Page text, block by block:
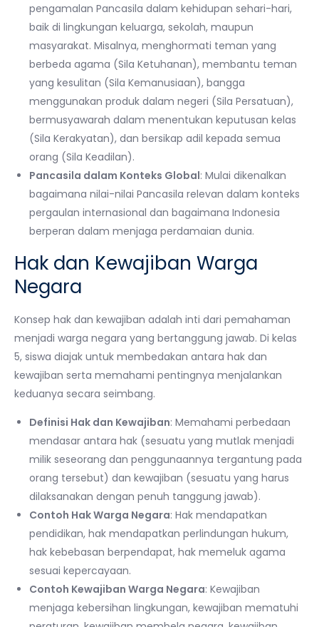
pengamalan Pancasila dalam kehidupan sehari-hari,
baik di lingkungan keluarga, sekolah, maupun
masyarakat. Misalnya, menghormati teman yang
berbeda agama (Sila Ketuhanan), membantu teman
yang kesulitan (Sila Kemanusiaan), bangga
menggunakan produk dalam negeri (Sila Persatuan),
bermusyawarah dalam menentukan keputusan kelas
(Sila Kerakyatan), dan bersikap adil kepada semua
orang (Sila Keadilan).
Pancasila dalam Konteks Global: Mulai dikenalkan
bagaimana nilai-nilai Pancasila relevan dalam konteks
pergaulan internasional dan bagaimana Indonesia
berperan dalam menjaga perdamaian dunia.
Hak dan Kewajiban Warga
Negara
Konsep hak dan kewajiban adalah inti dari pemahaman
menjadi warga negara yang bertanggung jawab. Di kelas
5, siswa diajak untuk membedakan antara hak dan
kewajiban serta memahami pentingnya menjalankan
keduanya secara seimbang.
Definisi Hak dan Kewajiban: Memahami perbedaan
mendasar antara hak (sesuatu yang mutlak menjadi
milik seseorang dan penggunaannya tergantung pada
orang tersebut) dan kewajiban (sesuatu yang harus
dilaksanakan dengan penuh tanggung jawab).
Contoh Hak Warga Negara: Hak mendapatkan
pendidikan, hak mendapatkan perlindungan hukum,
hak kebebasan berpendapat, hak memeluk agama
sesuai kepercayaan.
Contoh Kewajiban Warga Negara: Kewajiban
menjaga kebersihan lingkungan, kewajiban mematuhi